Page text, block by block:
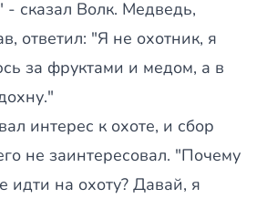
- сказал Волк. Медведь,
ответил: "Я не охотник, я
за фруктами и медом, а в
интерес к охоте, и сбор
не заинтересовал. "Почему
на охоту? Давай, я